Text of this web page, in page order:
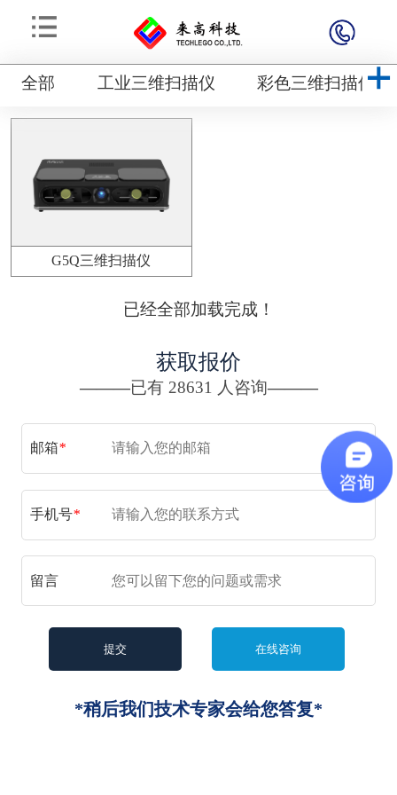
全部 工业三维扫描仪 彩色三维扫描仪
G5Q三维扫描仪
已经全部加载完成！
获取报价
———已有28631 人咨询———
邮箱*
手机号*
留言
*稍后我们技术专家会给您答复*